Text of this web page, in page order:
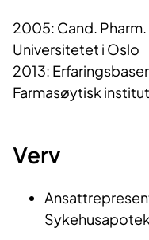
2005: Cand.
Universitetet i Oslo
2013:
Farmasøytisk
Verv